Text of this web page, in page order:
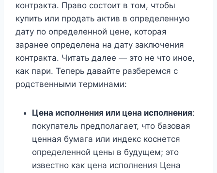
контракта. Право состоит в том, чтобы
купить или продать актив в определенную
дату по определенной цене, которая
заранее определена на дату заключения
контракта. Читать далее — это не что иное,
как пари. Теперь давайте разберемся с
родственными терминами:
Цена исполнения или цена исполнения:
покупатель предполагает, что базовая
ценная бумага или индекс коснется
определенной цены в будущем; это
известно как цена исполнения Цена